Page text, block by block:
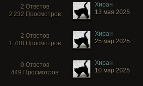
2 Ответов
2 232 Просмотров
Хиран
13 мая 2025
2 Ответов
1 788 Просмотров
Хиран
25 мар 2025
0 Ответов
449 Просмотров
Хиран
10 мар 2025